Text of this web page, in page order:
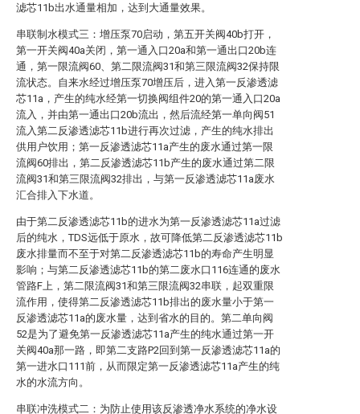
滤芯11b出水通量相加，达到大通量效果。
串联制水模式三：增压泵70启动，第五开关阀40b打开，
第一开关阀40a关闭，第一通入口20a和第一通出口20b连
通，第一限流阀60、第二限流阀31和第三限流阀32保持限
流状态。自来水经过增压泵70增压后，进入第一反渗透滤
芯11a，产生的纯水经第一切换阀组件20的第一通入口20a
流入，并由第一通出口20b流出，然后流经第一单向阀51
流入第二反渗透滤芯11b进行再次过滤，产生的纯水排出
供用户饮用；第一反渗透滤芯11a产生的废水通过第一限
流阀60排出，第二反渗透滤芯11b产生的废水通过第二限
流阀31和第三限流阀32排出，与第一反渗透滤芯11a废水
汇合排入下水道。
由于第二反渗透滤芯11b的进水为第一反渗透滤芯11a过滤
后的纯水，TDS远低于原水，故可降低第二反渗透滤芯11b
废水排量而不至于对第二反渗透滤芯11b的寿命产生明显
影响；与第二反渗透滤芯11b的第二废水口116连通的废水
管路F上，第二限流阀31和第三限流阀32串联，起双重限
流作用，使得第二反渗透滤芯11b排出的废水量小于第一
反渗透滤芯11a的废水量，达到省水的目的。第二单向阀
52是为了避免第一反渗透滤芯11a产生的纯水通过第一开
关阀40a那一路，即第二支路P2回到第一反渗透滤芯11a的
第一进水口111前，从而限定第一反渗透滤芯11a产生的纯
水的水流方向。
串联冲洗模式二：为防止使用该反渗透净水系统的净水设